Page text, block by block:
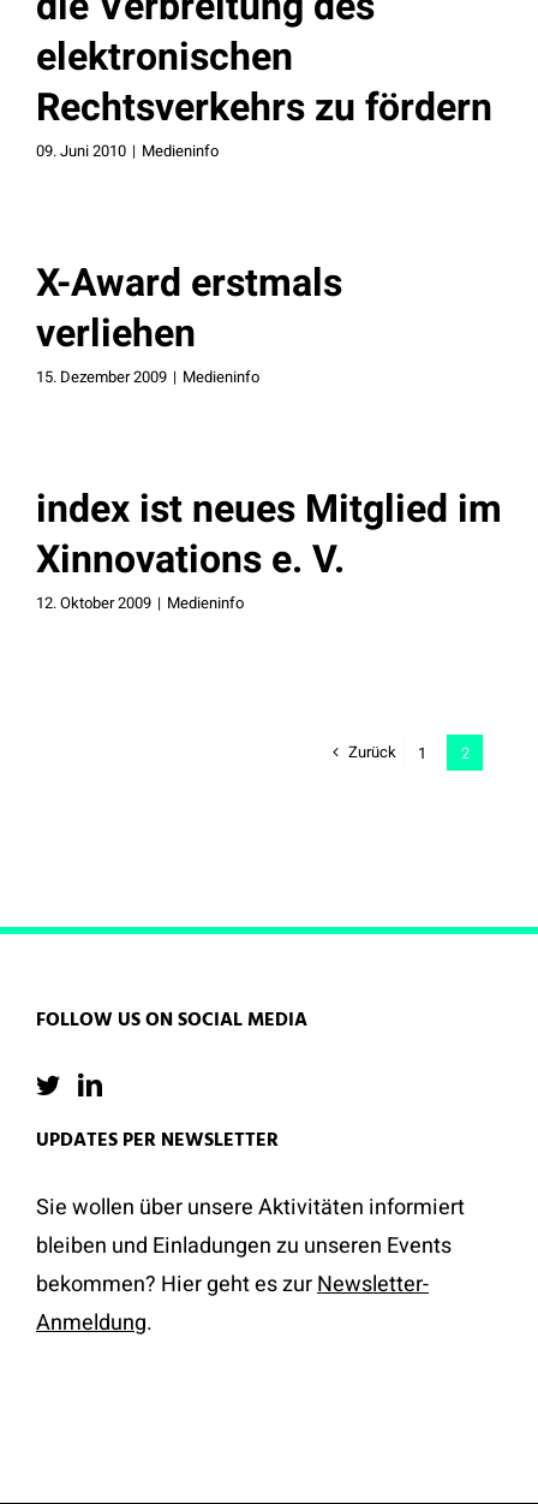
elektronischen
Rechtsverkehrs zu fördern
09. Juni 2010 | Medieninfo
X-Award erstmals
verliehen
15. Dezember 2009 | Medieninfo
index ist neues Mitglied im
Xinnovations e. V.
12. Oktober 2009 | Medieninfo
Zurück 1 2
FOLLOW US ON SOCIAL MEDIA
UPDATES PER NEWSLETTER
Sie wollen über unsere Aktivitäten informiert
bleiben und Einladungen zu unseren Events
bekommen? Hier geht es zurNewsletter-
Anmeldung.